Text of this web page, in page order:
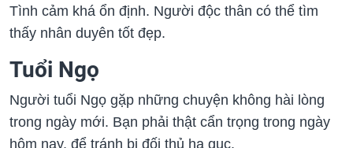
Tình cảm khá ổn định. Người độc thân có thể tìm
thấy nhân duyên tốt đẹp.
Tuổi Ngọ
Người tuổi Ngọ gặp những chuyện không hài lòng
trong ngày mới. Bạn phải thật cẩn trọng trong ngày
hôm nay, để tránh bị đối thủ hạ gục.